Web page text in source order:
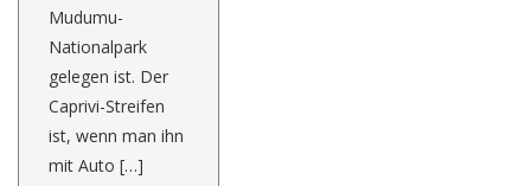
Mudumu-
Nationalpark
gelegen ist. Der
Caprivi-Streifen
ist, wenn man ihn
mit Auto […]